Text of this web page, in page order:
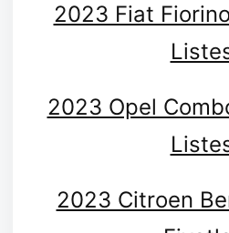
2023 Fiat
2023 Opel
2023 Citroen